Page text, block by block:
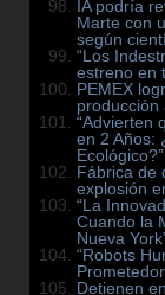
IA podría
Marte con
según
“Los
estreno en
PEMEX
producción
“Advierten
en 2 Años:
Ecológico?”
Fábrica de
explosión
“La
Cuando la
Nueva
“Robots
Detienen